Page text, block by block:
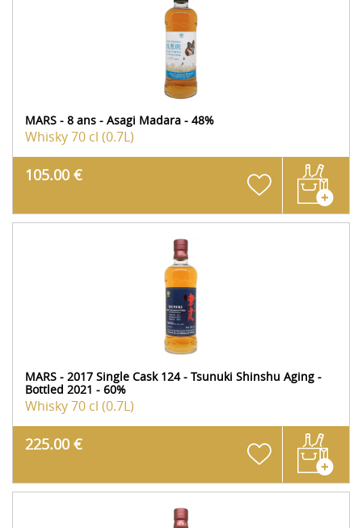
MARS - 8 ans - Asagi Madara - 48%
Whisky70 cl (0.7L)
105.00 €
MARS - 2017 Single Cask 124 - Tsunuki Shinshu Aging -
Bottled 2021 - 60%
Whisky70 cl (0.7L)
225.00 €